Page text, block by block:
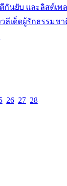
นยับ และลิสต์เพ
วลีเด็ดผู้รักธรรมชา
26 27 28